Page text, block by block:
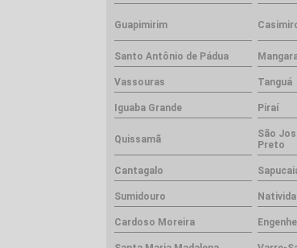
Guapimirim
Santo Antônio de Pádua
Vassouras Tanguá
Iguaba Grande Piraí
Quissamã
São
Preto
Cantagalo
Sumidouro
Cardoso Moreira